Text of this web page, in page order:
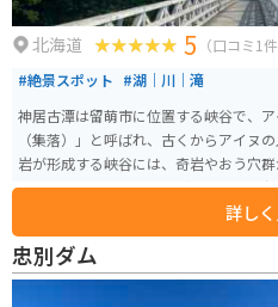
北海道 5 （口コミ1件
#絶景スポット #湖｜川｜滝
神居古潭は留萌市に位置する峡谷で、
（集落）」と呼ばれ、古くからアイヌ
岩が形成する峡谷には、奇岩やおう穴
と恐れていたという歴史があります。 峡谷には吊り橋があり、景色を楽しめ
ます。峡谷は美しい秋の紅葉が見られ
たんまつり」を開催し、アイヌ文化の
はアイヌ以前の人々の集落跡、旧駅舎
の一端を垣間見ることができます。
詳し
忠別ダム